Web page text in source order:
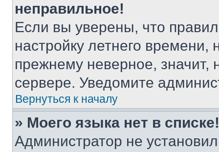
неправильное!
Если вы уверены, что
настройку летнего
прежнему неверное, значит,
сервере. Уведомите
Вернуться к началу
» Моего языка нет в списке!
Администратор не